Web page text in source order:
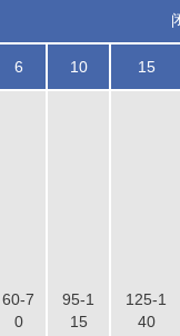
6 10 15
60-7
0
95-1
15
125-1
40
江西新余市石子制
项目坐标
咨询该项目执行经